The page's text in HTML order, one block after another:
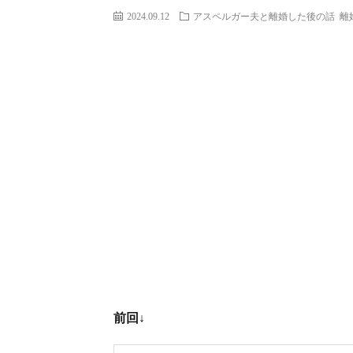
2024.09.12 アスペルガー夫と離婚した後の話 離
前回↓